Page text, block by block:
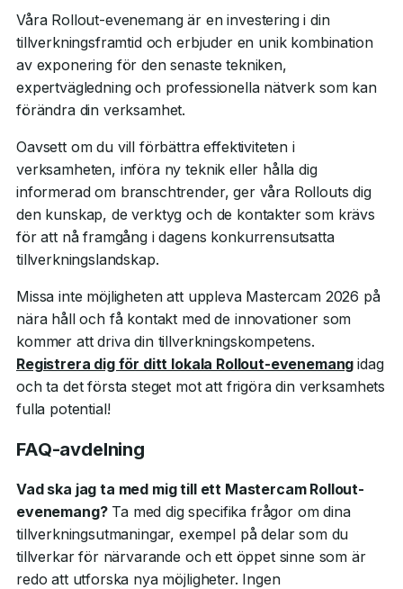
Våra Rollout-evenemang är en investering i din
tillverkningsframtid och erbjuder en unik kombination
av exponering för den senaste tekniken,
expertvägledning och professionella nätverk som kan
förändra din verksamhet.
Oavsett om du vill förbättra effektiviteten i
verksamheten, införa ny teknik eller hålla dig
informerad om branschtrender, ger våra Rollouts dig
den kunskap, de verktyg och de kontakter som krävs
för att nå framgång i dagens konkurrensutsatta
tillverkningslandskap.
Missa inte möjligheten att uppleva Mastercam 2026 på
nära håll och få kontakt med de innovationer som
kommer att driva din tillverkningskompetens.
Registrera dig för ditt lokala Rollout-evenemang idag
och ta det första steget mot att frigöra din verksamhets
fulla potential!
FAQ-avdelning
Vad ska jag ta med mig till ett Mastercam Rollout-
evenemang?Ta med dig specifika frågor om dina
tillverkningsutmaningar, exempel på delar som du
tillverkar för närvarande och ett öppet sinne som är
redo att utforska nya möjligheter. Ingen